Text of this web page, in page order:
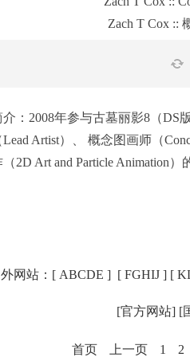
Zach T Cox ::
介：2008年参与古墓丽影8（DS
Lead Artist）、 概念图画师（
（2D Art and Particle Animation）
网站：[ ABCDE ] [ FGHIJ] [
[官方网站] [
首页 上一页 1 2